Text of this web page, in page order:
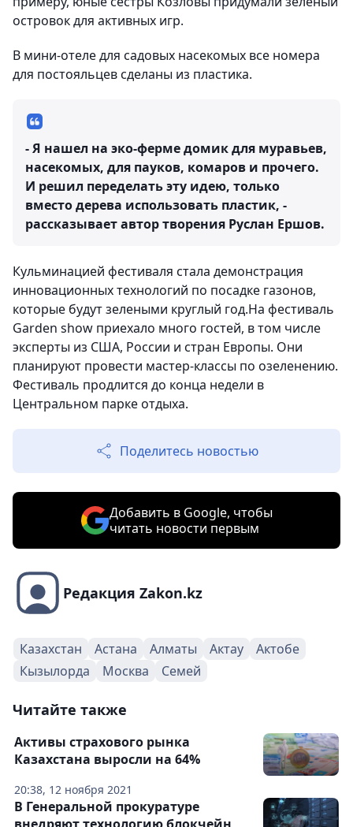
островок для активных игр.
В мини-отеле для садовых насекомых все номера
для постояльцев сделаны из пластика.
- Я нашел на эко-ферме домик для муравьев,
насекомых, для пауков, комаров и прочего.
И решил переделать эту идею, только
вместо дерева использовать пластик, -
рассказывает автор творения Руслан Ершов.
Кульминацией фестиваля стала демонстрация
инновационных технологий по посадке газонов,
которые будут зелеными круглый год.На фестиваль
Garden show приехало много гостей, в том числе
эксперты из США, России и стран Европы. Они
планируют провести мастер-классы по озеленению.
Фестиваль продлится до конца недели в
Центральном парке отдыха.
Поделитесь новостью
Добавить в Google, чтобы
читать новости первым
Редакция Zakon.kz
Казахстан Астана Алматы Актау
Актобе
Кызылорда
Москва Семей
Читайте также
20:38, 12 ноября 2021
Активы страхового рынка
Казахстана выросли на 64%
В Генеральной прокуратуре